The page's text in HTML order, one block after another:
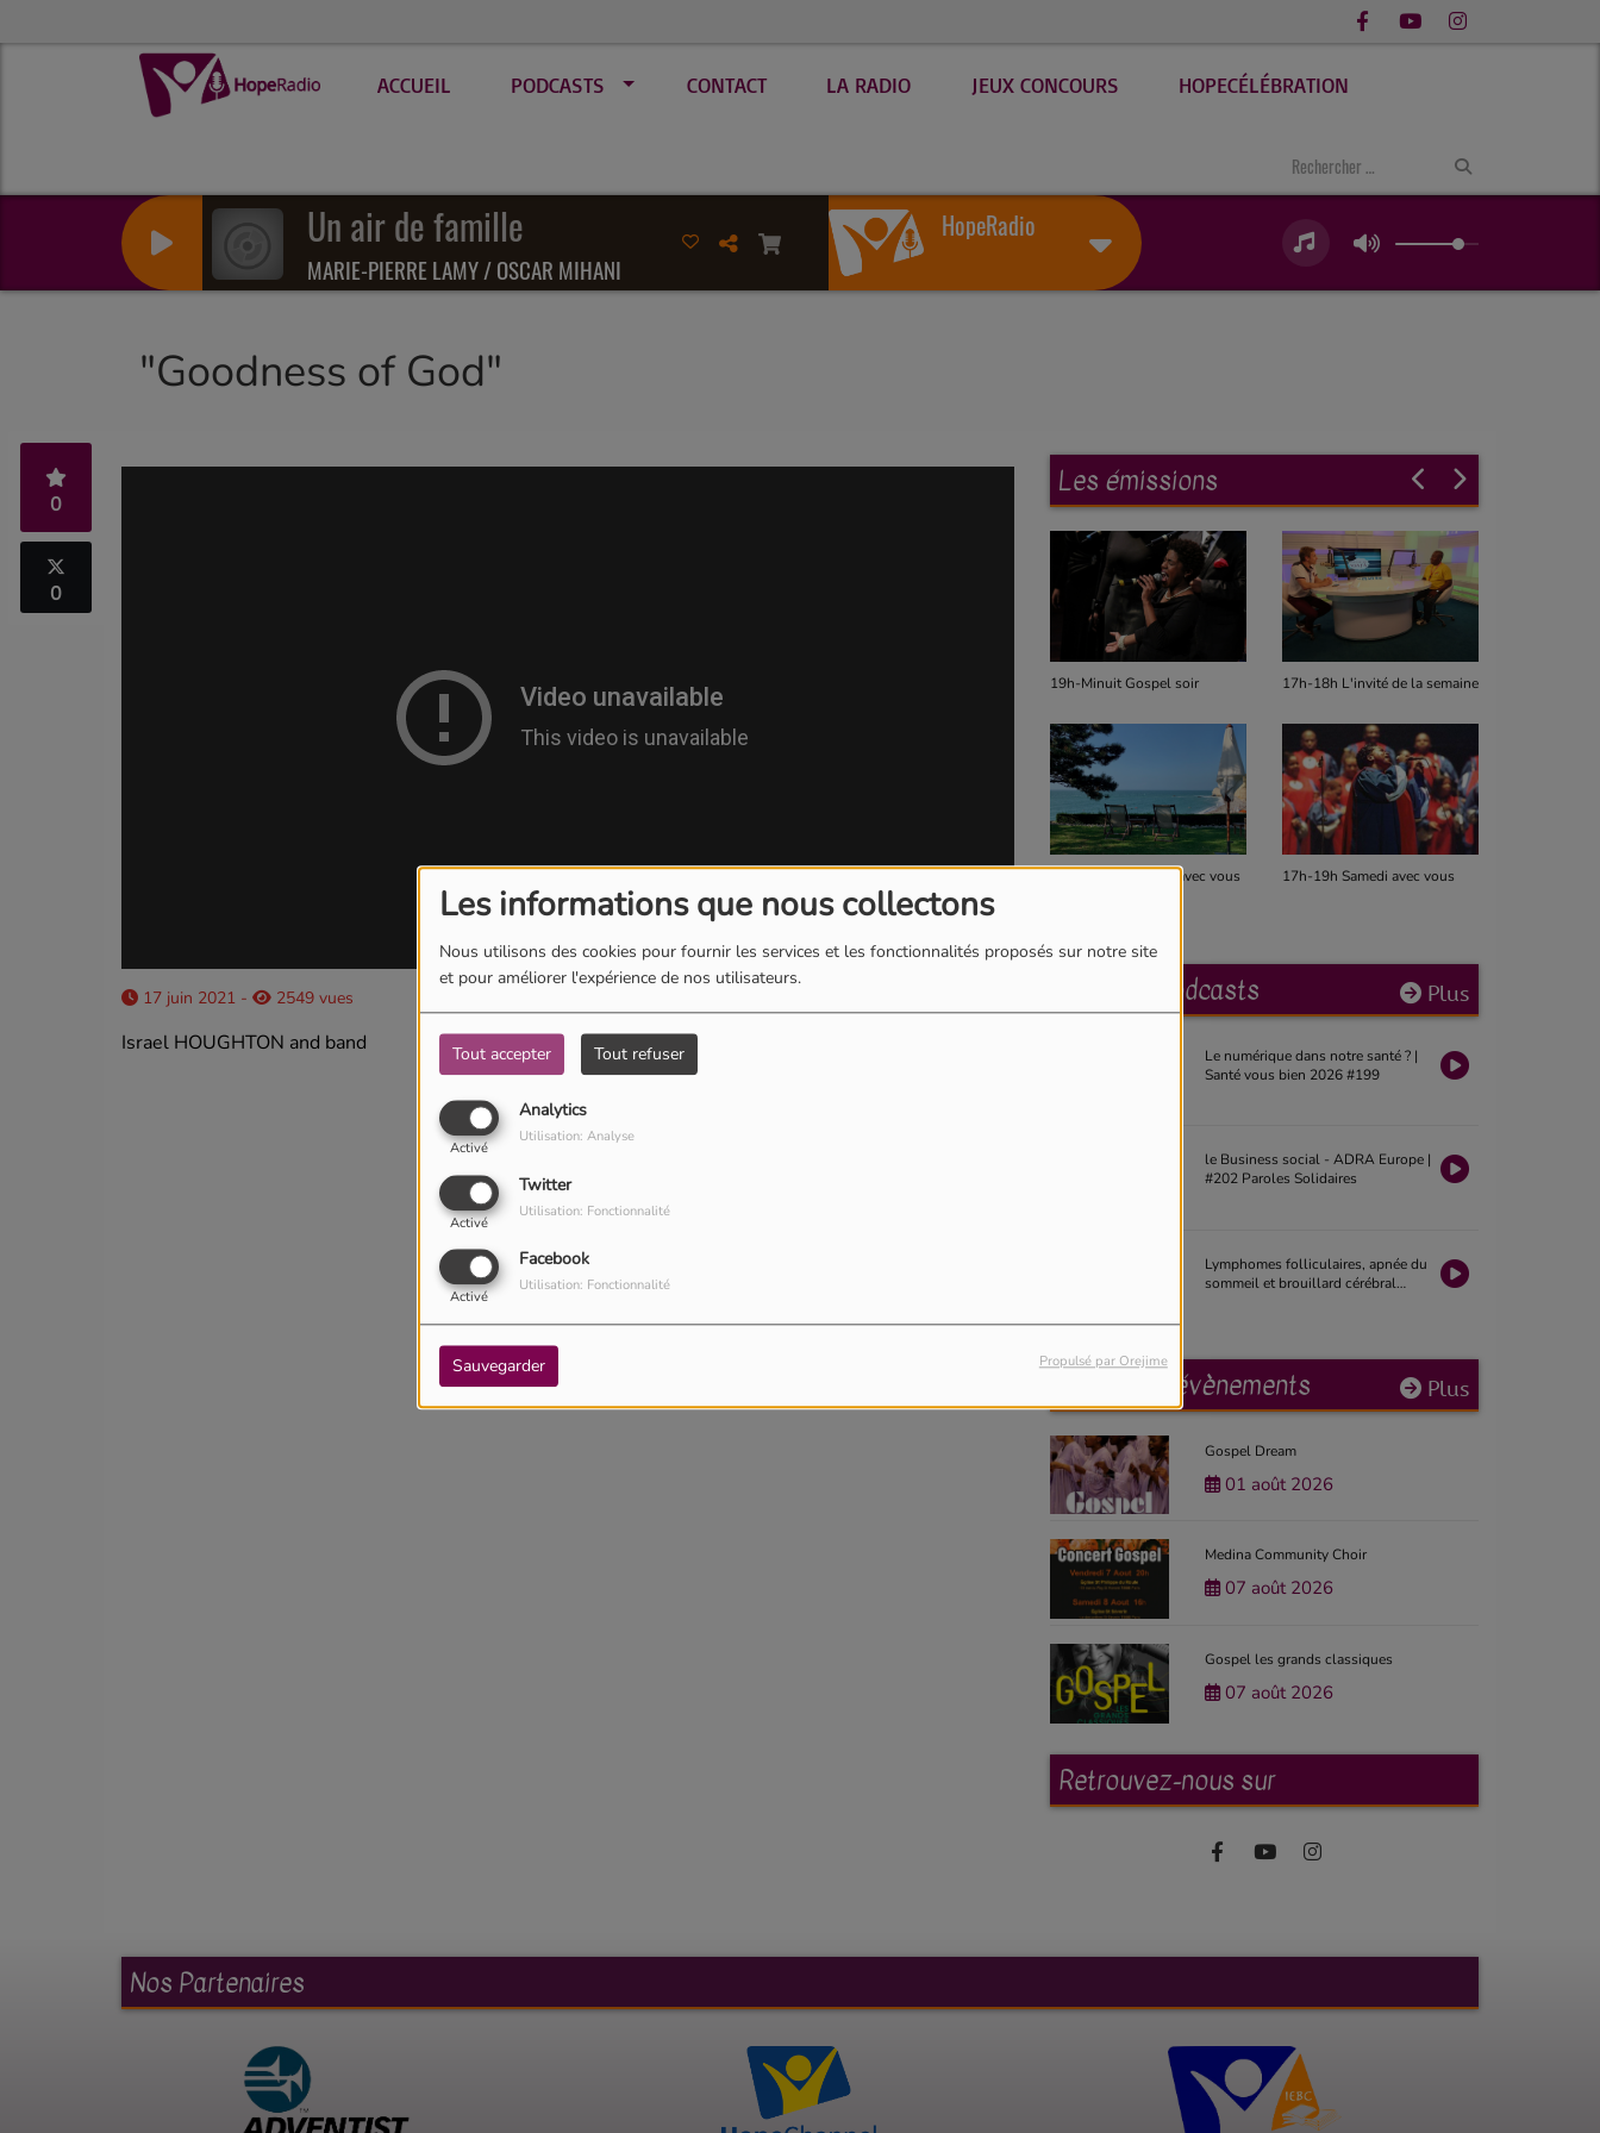
Les informations que nous collectons
Nous utilisons des cookies pour fournir les services et les fonctionnalités proposés sur notre site
et pour améliorer l'expérience de nos utilisateurs.
Tout accepter Tout refuser
Analytics
Activé
Utilisation: Analyse
Twitter
Activé
Utilisation: Fonctionnalité
Facebook
Activé
Utilisation: Fonctionnalité
Sauvegarder Propulsé par Orejime
ACCUEIL PODCASTS CONTACT LA RADIO JEUX CONCOURS HOPECÉLÉBRATION
Un air de famille
MARIE-PIERRE LAMY / OSCAR MIHANI
HopeRadio
"Goodness of God"
0
0
17 juin 2021 - 2549 vues
Israel HOUGHTON and band
Les émissions
19h-Minuit Gospel soir
18h-19h Dimanche avec vous
17h-18h L'invité de la semaine
17h-19h Samedi avec vous
Plus
Derniers podcasts
Le numérique dans notre santé ? |
Santé vous bien 2026 #199
le Business social - ADRA Europe |
#202 Paroles Solidaires
Lymphomes folliculaires, apnée du
sommeil et brouillard cérébral
Plus
Prochains évènements
Gospel Dream
01 août 2026
Medina Community Choir
07 août 2026
Gospel les grands classiques
07 août 2026
Retrouvez-nous sur
Nos Partenaires